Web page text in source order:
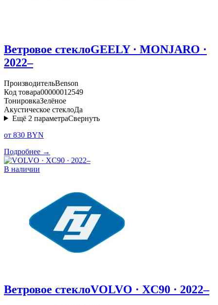
Ветровое стеклоGEELY · MONJARO ·
2022–
ПроизводительBenson
Код товара00000012549
ТонировкаЗелёное
Акустическое стеклоДа
Ещё 2 параметраСвернуть
от 830 BYN
Подробнее →
В наличии
Ветровое стеклоVOLVO · XC90 · 2022–